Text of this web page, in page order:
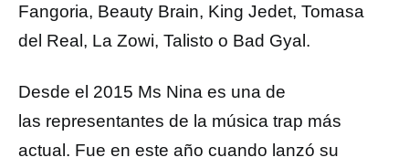
Fangoria, Beauty Brain, King Jedet, Tomasa
del Real, La Zowi, Talisto o Bad Gyal.
Desde el 2015 Ms Nina es una de
las representantes de la música trap más
actual. Fue en este año cuando lanzó su